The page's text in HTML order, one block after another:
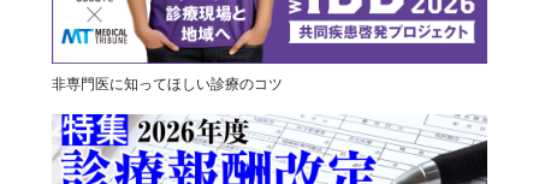
非専門医に知ってほしい診療のコツ